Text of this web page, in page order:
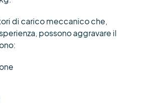
di carico meccanico che,
possono aggravare il